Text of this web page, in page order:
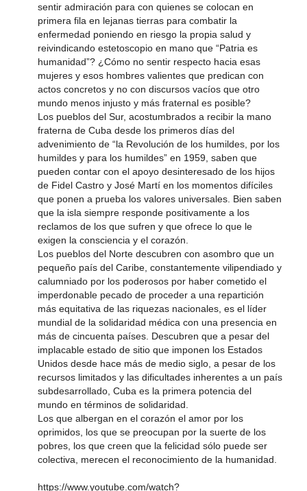
sentir admiración para con quienes se colocan en
primera fila en lejanas tierras para combatir la
enfermedad poniendo en riesgo la propia salud y
reivindicando estetoscopio en mano que “Patria es
humanidad”? ¿Cómo no sentir respecto hacia esas
mujeres y esos hombres valientes que predican con
actos concretos y no con discursos vacíos que otro
mundo menos injusto y más fraternal es posible?
Los pueblos del Sur, acostumbrados a recibir la mano
fraterna de Cuba desde los primeros días del
advenimiento de “la Revolución de los humildes, por los
humildes y para los humildes” en 1959, saben que
pueden contar con el apoyo desinteresado de los hijos
de Fidel Castro y José Martí en los momentos difíciles
que ponen a prueba los valores universales. Bien saben
que la isla siempre responde positivamente a los
reclamos de los que sufren y que ofrece lo que le
exigen la consciencia y el corazón.
Los pueblos del Norte descubren con asombro que un
pequeño país del Caribe, constantemente vilipendiado y
calumniado por los poderosos por haber cometido el
imperdonable pecado de proceder a una repartición
más equitativa de las riquezas nacionales, es el líder
mundial de la solidaridad médica con una presencia en
más de cincuenta países. Descubren que a pesar del
implacable estado de sitio que imponen los Estados
Unidos desde hace más de medio siglo, a pesar de los
recursos limitados y las dificultades inherentes a un país
subdesarrollado, Cuba es la primera potencia del
mundo en términos de solidaridad.
Los que albergan en el corazón el amor por los
oprimidos, los que se preocupan por la suerte de los
pobres, los que creen que la felicidad sólo puede ser
colectiva, merecen el reconocimiento de la humanidad.
https://www.youtube.com/watch?